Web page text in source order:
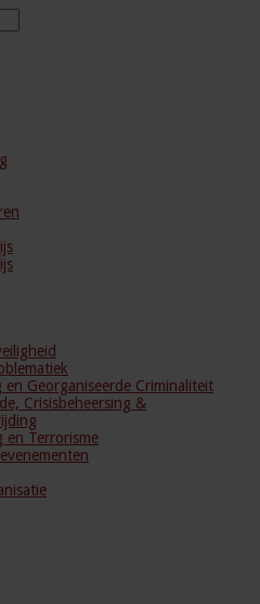
en Georganiseerde Criminaliteit
Crisisbeheersing &
en Terrorisme